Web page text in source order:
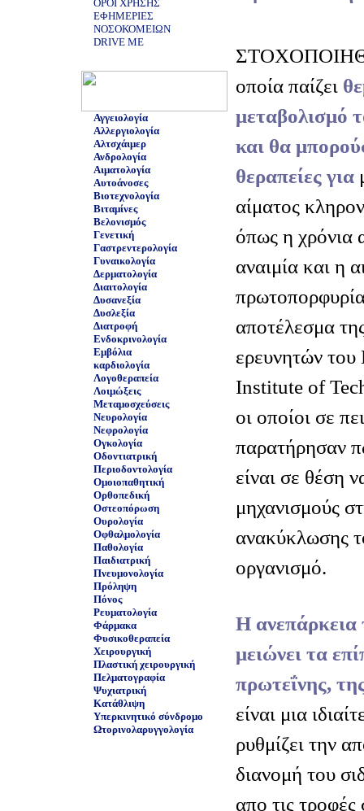
ΟΡΟΙ ΧΡΗΣΗΣ
ΕΦΗΜΕΡΙΕΣ
ΝΟΣΟΚΟΜΕΙΩΝ
DRIVE ME
Αγγειολογία
Αλλεργιολογία
Αλτσχάιμερ
Ανδρολογία
Αιματολογία
Αυτοάνοσες
Βιοτεχνολογία
Βιταμίνες
Βελονισμός
Γενετική
Γαστρεντερολογία
Γυναικολογία
Δερματολογία
Διαιτολογία
Δυσανεξία
Δυσλεξία
Διατροφή
Ενδοκρινολογία
Εμβόλια
καρδιολογία
Λογοθεραπεία
Λοιμώξεις
Μεταμοσχεύσεις
Νευρολογία
Νεφρολογία
Ογκολογία
Οδοντιατρική
Περιοδοντολογία
Ομοιοπαθητική
Ορθοπεδική
Οστεοπόρωση
Ουρολογία
Οφθαλμολογία
Παθολογία
Παιδιατρική
Πνευμονολογία
Πρόληψη
Πόνος
Ρευματολογία
Φάρμακα
Φυσικοθεραπεία
Χειρουργική
Πλαστική χειρουργική
Πελματογραφία
Ψυχιατρική
Κατάθλιψη
Υπερκινητικό σύνδρομο
Ωτορινολαρυγγολογία
οποία παίζει
μεταβολισμό
και θα
θεραπείες για
αίματος
όπως η χρόνια
αναιμία και η
αποτέλεσμα
ερευνητών
Institute of
οι οποίοι σε
παρατήρησαν
είναι σε θέση
μηχανισμούς
ανακύκλωσης
οργανισμό.
Η ανεπάρκεια
μειώνει τα
πρωτεΐνης,
είναι μια
ρυθμίζει την
διανομή του
απο τις